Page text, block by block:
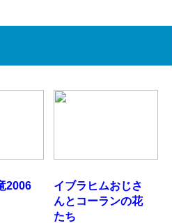
2006
イブラヒムおじさ
んとコーランの花
たち